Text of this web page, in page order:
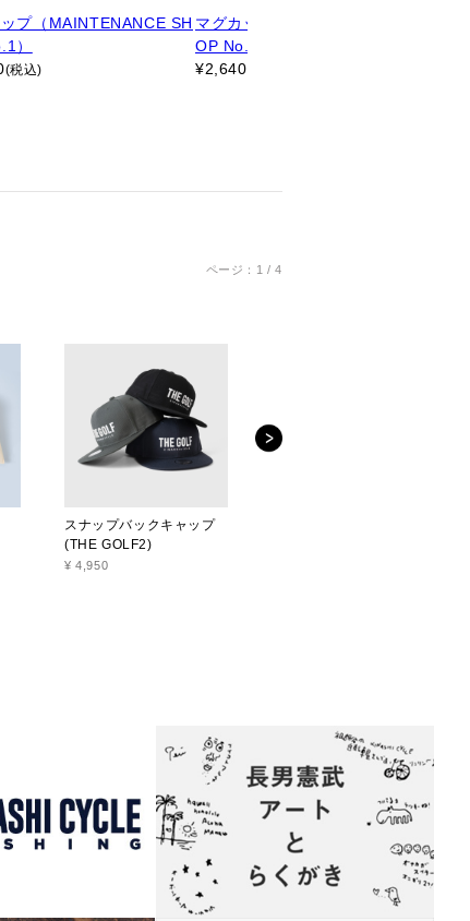
プ（MAINTENANCE SH
）
(税込)
マグカップ（MAINTENANCE SH
OP No.3）
¥2,640
ページ：1 / 4
スナップバックキャップ
(THE GOLF2)
¥ 4,950